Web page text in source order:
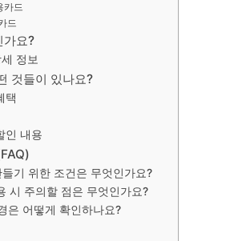
카드
드
가요?
정보
것들이 있나요?
택
인 내용
기 위한 조건은 무엇인가요?
시 주의할 점은 무엇인가요?
은 어떻게 확인하나요?